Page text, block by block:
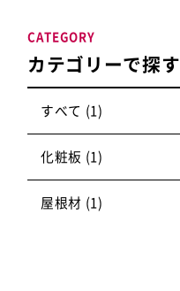
カテゴリーで探す
CATEGORY
すべて (1)
化粧板 (1)
屋根材 (1)